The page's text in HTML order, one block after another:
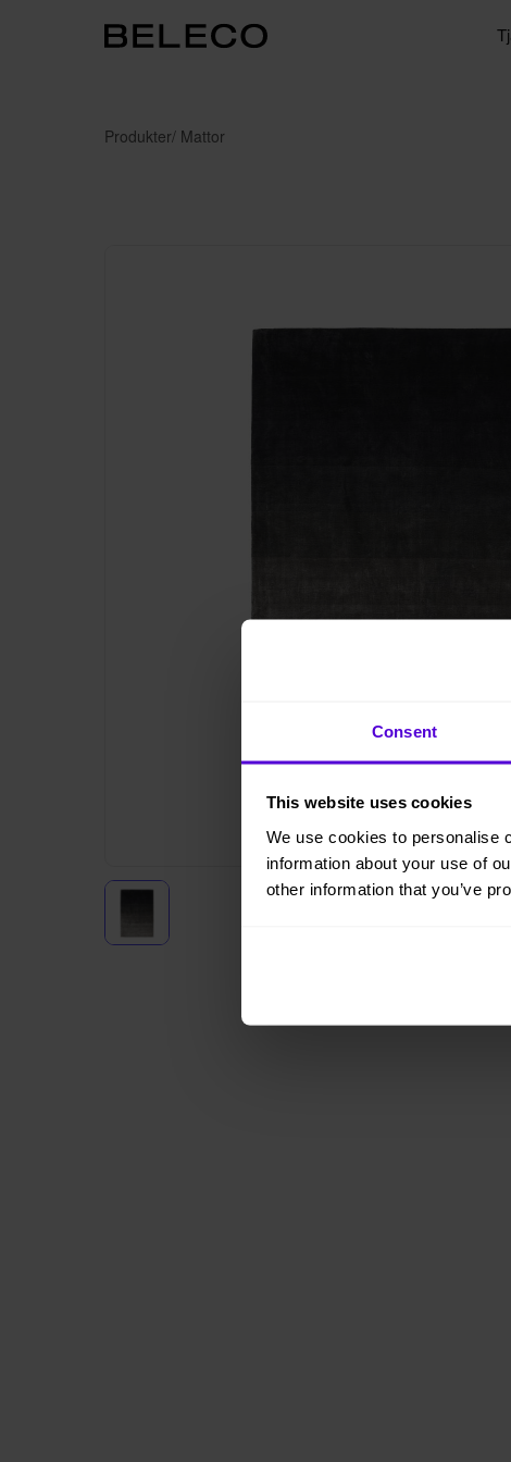
Consent
This website uses cookies
We use cookies to personalise
information about your use of
other information that you’ve
Produkter/ Mattor